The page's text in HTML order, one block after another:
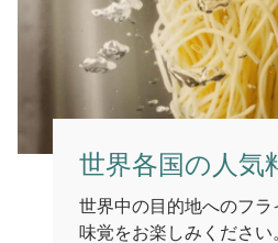
世界各国の人気
世界中の目的地へのフ
味覚をお楽しみくださ